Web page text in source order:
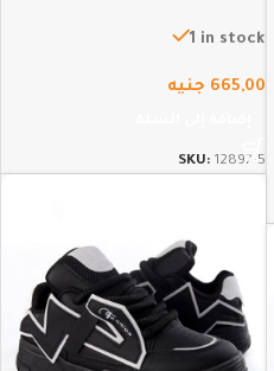
1 in stock
665,00 جنيه
SKU: 12897-5